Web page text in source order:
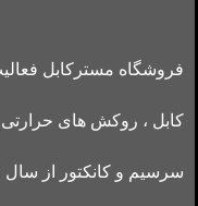
فروشگاه مسترکابل
کابل ، روکش های حرارتی
سرسیم و کانکتور از سال 1382 آغاز نمود.